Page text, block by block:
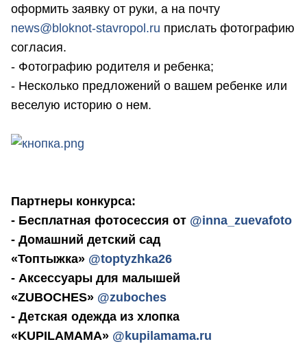
оформить заявку от руки, а на почту
news@bloknot-stavropol.ru прислать фотографию
согласия.
- Фотографию родителя и ребенка;
- Несколько предложений о вашем ребенке или
веселую историю о нем.
Партнеры конкурса:
- Бесплатная фотосессия от @inna_zuevafoto
- Домашний детский сад
«Топтыжка» @toptyzhka26
- Аксессуары для малышей
«ZUBOCHES» @zuboches
- Детская одежда из хлопка
«KUPILAMAMA» @kupilamama.ru